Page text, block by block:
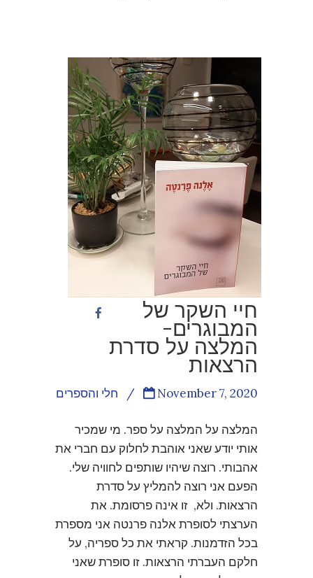
חיי השקר של
המבוגרים-
המלצה על סדרת
הרצאות
חלי והספרים / November 7, 2020
המלצה על המלצה על ספר. מי שמכיר
אותי יודע שאני אוהבת לחלוק עם חברי את
אהבותי. רוצה שיהיו שותפים לחוויה שלי.
הפעם אני רוצה להמליץ על סדרת
הרצאות. ולא, זו אינה פרסומת. את
הערצתי לסופרת אלנה פרנטה אני מספרת
בכל הזדמנות. קראתי את כל ספריה, על
חלקם העברתי הרצאות. זו סופרת שאני